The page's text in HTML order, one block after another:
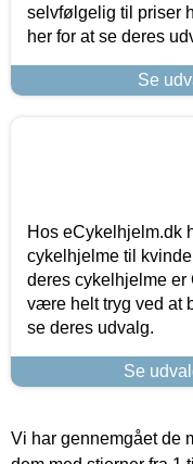
selvfølgelig til priser
her for at se deres
Se
Hos eCykelhjelm.dk
cykelhjelme til
deres cykelhjelme er
være helt tryg ved at
se deres udvalg.
Se
Vi har gennemgået de